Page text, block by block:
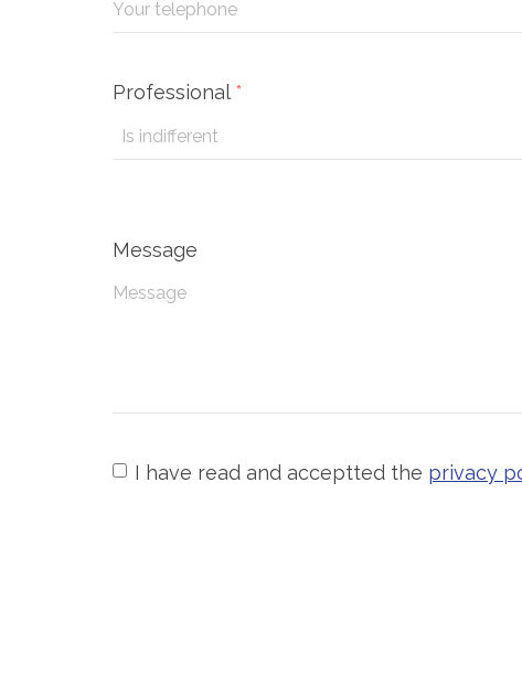
Professional *
Message
I have read and acceptted the privacy